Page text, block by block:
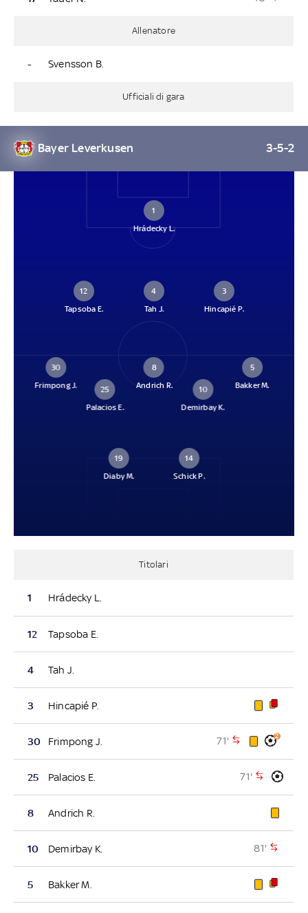
Allenatore
- Svensson B.
Ufficiali di gara
Bayer Leverkusen 3-5-2
1
Hrádecky L.
12
Tapsoba E.
4
Tah J.
3
Hincapié P.
30
Frimpong J.
25
Palacios E.
8
Andrich R.
10
Demirbay K.
5
Bakker M.
19
Diaby M.
14
Schick P.
Titolari
1 Hrádecky L.
12 Tapsoba E.
4 Tah J.
3 Hincapié P.
30 Frimpong J. 71' 2
25 Palacios E. 71'
8 Andrich R.
10 Demirbay K. 81'
5 Bakker M.